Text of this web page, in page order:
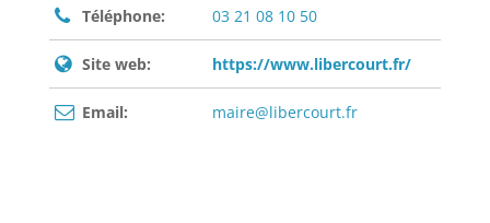
Téléphone: 03 21 08 10 50
Site web: https://www.libercourt.fr/
Email: maire@libercourt.fr